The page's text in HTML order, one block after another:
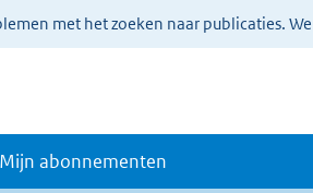
met het zoeken naar publicaties.
Mijn abonnementen